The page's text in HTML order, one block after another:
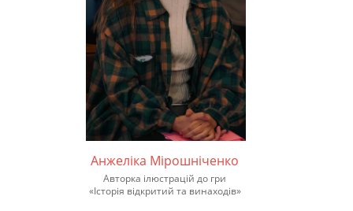
Анжеліка Мірошніченко
Авторка ілюстрацій до гри
«Історія відкритий та винаходів»